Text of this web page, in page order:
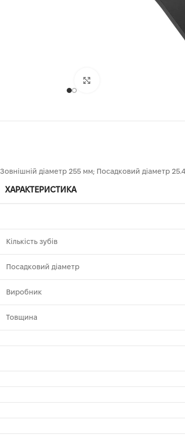
Зовнішній діаметр 255 мм; Посадковий діаметр
ХАРАКТЕРИСТИКА
Кількість зубів
Посадковий діаметр
Виробник
Товщина